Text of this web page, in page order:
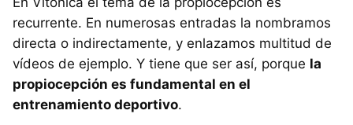
recurrente. En numerosas entradas la nombramos
directa o indirectamente, y enlazamos multitud de
vídeos de ejemplo. Y tiene que ser así, porque la
propiocepción es fundamental en el
entrenamiento deportivo.